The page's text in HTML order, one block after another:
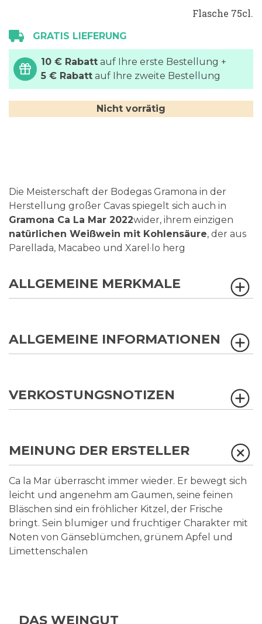
Flasche 75cl.
GRATIS LIEFERUNG
10 € Rabatt auf Ihre erste Bestellung +
5 € Rabatt auf Ihre zweite Bestellung
Nicht vorrätig
Die Meisterschaft der Bodegas Gramona in der
Herstellung großer Cavas spiegelt sich auch in
Gramona Ca La Mar 2022wider, ihrem einzigen
natürlichen Weißwein mit Kohlensäure, der aus
Parellada, Macabeo und Xarel·lo herg
ALLGEMEINE MERKMALE
ALLGEMEINE INFORMATIONEN
VERKOSTUNGSNOTIZEN
MEINUNG DER ERSTELLER
Ca la Mar überrascht immer wieder. Er bewegt sich
leicht und angenehm am Gaumen, seine feinen
Bläschen sind ein fröhlicher Kitzel, der Frische
bringt. Sein blumiger und fruchtiger Charakter mit
Noten von Gänseblümchen, grünem Apfel und
Limettenschalen
DAS WEINGUT